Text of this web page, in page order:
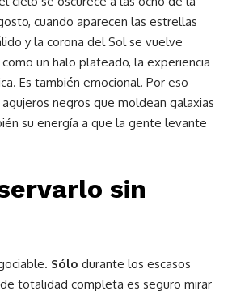
cuando aparecen las estrellas
y la corona del Sol se vuelve
un halo plateado, la experiencia
Es también emocional. Por eso
negros que moldean galaxias
su energía a que la gente levante
sin
Sólo durante los escasos
totalidad completa es seguro mirar